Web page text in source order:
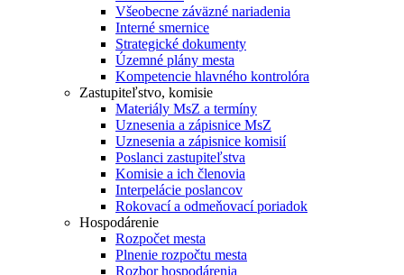
Všeobecne záväzné nariadenia
Interné smernice
Strategické dokumenty
Územné plány mesta
Kompetencie hlavného kontrolóra
Zastupiteľstvo, komisie
Materiály MsZ a termíny
Uznesenia a zápisnice MsZ
Uznesenia a zápisnice komisií
Poslanci zastupiteľstva
Komisie a ich členovia
Interpelácie poslancov
Rokovací a odmeňovací poriadok
Hospodárenie
Rozpočet mesta
Plnenie rozpočtu mesta
Rozbor hospodárenia